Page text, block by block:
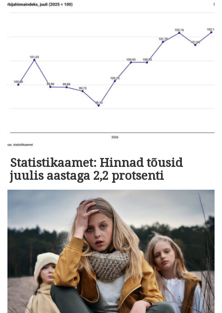
Statistikaamet: Hinnad tõusid
juulis aastaga 2,2 protsenti